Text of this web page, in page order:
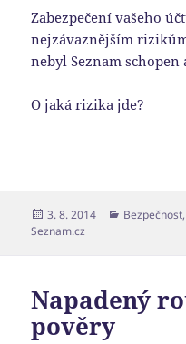
Zabezpečení vašeho
nejzávaznějším
nebyl Seznam
O jaká rizika jde?
Publikováno:
3. 8. 2014 Rubriky:
Bezpečnost
Seznam.cz
Napadený
pověry